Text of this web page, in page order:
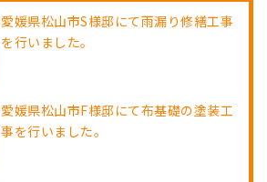
愛媛県松山市S様邸にて雨漏り修繕工事
を行いました。
愛媛県松山市F様邸にて布基礎の塗装工
事を行いました。